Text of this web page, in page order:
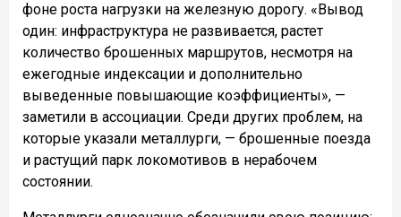
фоне роста нагрузки на железную дорогу. «Вывод
один: инфраструктура не развивается, растет
количество брошенных маршрутов, несмотря на
ежегодные индексации и дополнительно
выведенные повышающие коэффициенты», —
заметили в ассоциации. Среди других проблем, на
которые указали металлурги, — брошенные поезда
и растущий парк локомотивов в нерабочем
состоянии.